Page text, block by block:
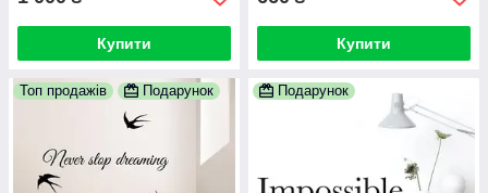
Купити Купити
Топ продажів Подарунок Подарунок